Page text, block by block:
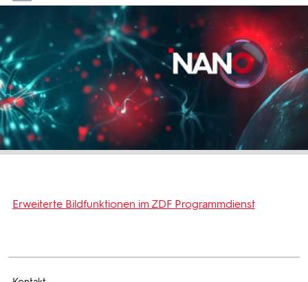
Erweiterte Bildfunktionen im ZDF Programmdienst